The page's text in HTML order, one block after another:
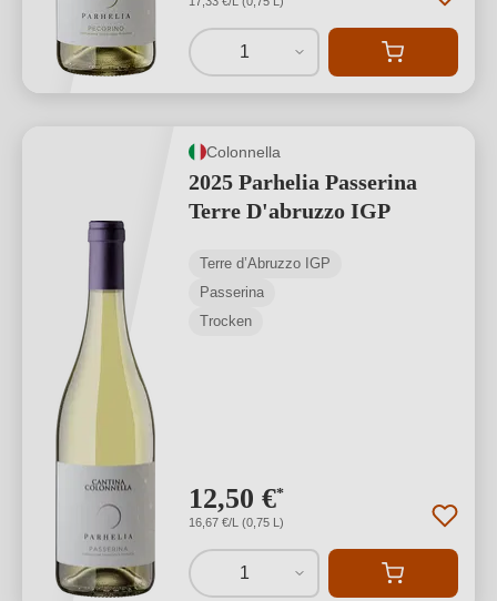
1
Colonnella
2025 Parhelia Passerina
Terre D'abruzzo IGP
Terre d’Abruzzo IGP
Passerina
Trocken
12,50 €*
16,67 €/L (0,75 L)
1